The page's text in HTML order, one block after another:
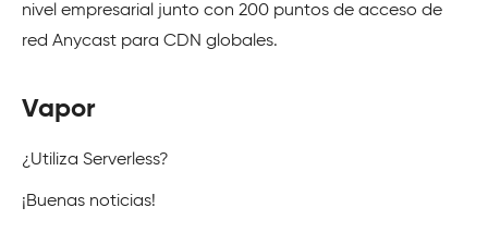
nivel empresarial junto con 200 puntos de acceso de
red Anycast para CDN globales.
Vapor
¿Utiliza Serverless?
¡Buenas noticias!